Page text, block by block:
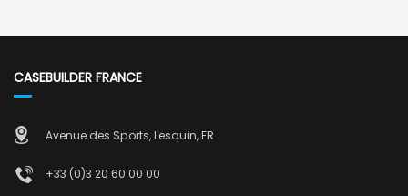
CASEBUILDER FRANCE
Avenue des Sports, Lesquin, FR
+33 (0)3 20 60 00 00